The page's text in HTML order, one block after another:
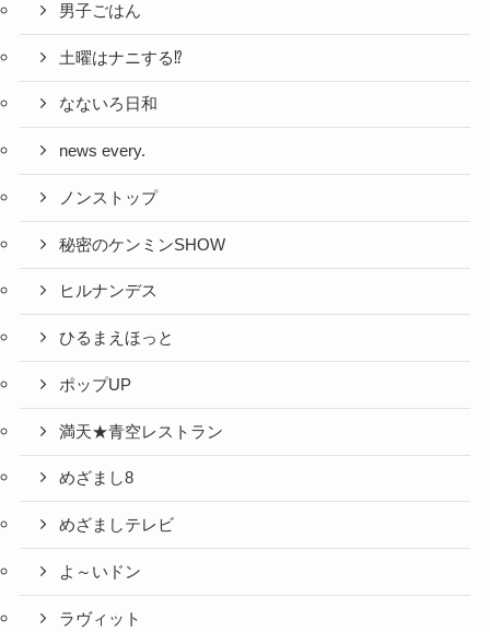
男子ごはん
土曜はナニする⁉
なないろ日和
news every.
ノンストップ
秘密のケンミンSHOW
ヒルナンデス
ひるまえほっと
ポップUP
満天★青空レストラン
めざまし8
めざましテレビ
よ～いドン
ラヴィット